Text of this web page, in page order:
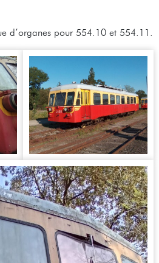
d’organes pour 554.10 et 554.11.